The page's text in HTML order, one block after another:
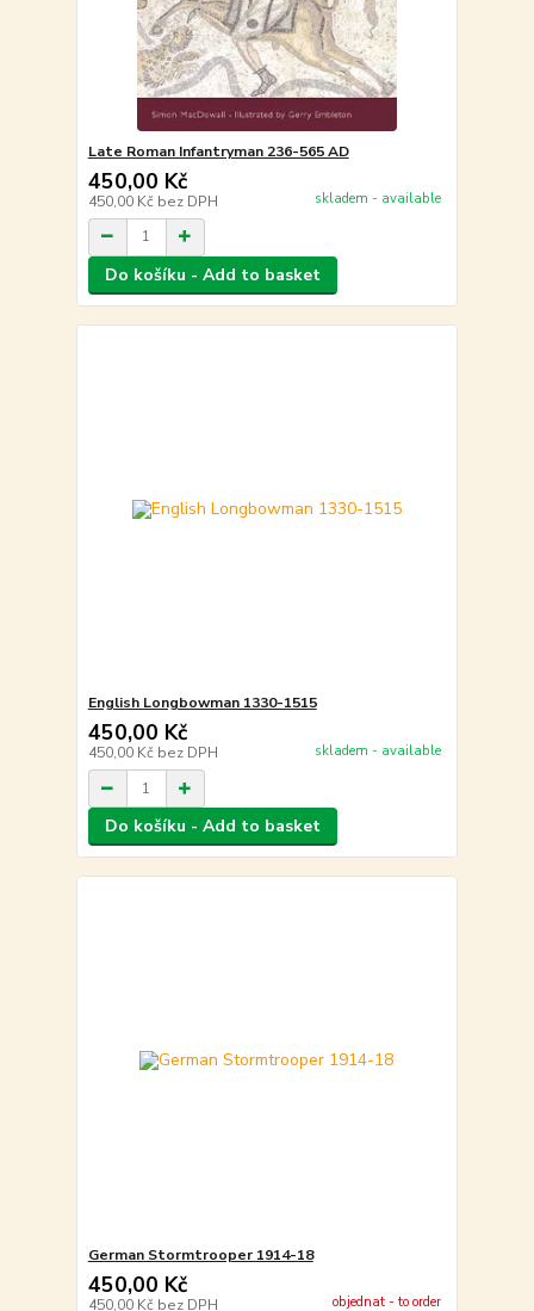
Late Roman Infantryman 236-565 AD
450,00 Kč
450,00 Kč bez DPH skladem - available
Do košíku - Add to basket
English Longbowman 1330-1515
450,00 Kč
450,00 Kč bez DPH skladem - available
Do košíku - Add to basket
German Stormtrooper 1914-18
450,00 Kč
450,00 Kč bez DPH objednat - to order